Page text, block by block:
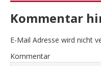
Kommentar
E-Mail Adresse wird nicht
Kommentar